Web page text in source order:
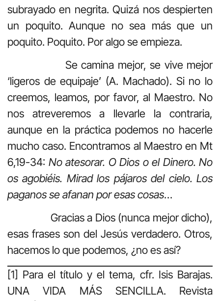
subrayado en negrita. Quizá nos despierten
un poquito. Aunque no sea más que un
poquito. Poquito. Por algo se empieza.
Se camina mejor, se vive mejor
‘ligeros de equipaje’ (A. Machado). Si no lo
creemos, leamos, por favor, al Maestro. No
nos atreveremos a llevarle la contraria,
aunque en la práctica podemos no hacerle
mucho caso. Encontramos al Maestro en Mt
6,19-34: No atesorar. O Dios o el Dinero. No
os agobiéis. Mirad los pájaros del cielo. Los
paganos se afanan por esas cosas…
Gracias a Dios (nunca mejor dicho),
esas frases son del Jesús verdadero. Otros,
hacemos lo que podemos, ¿no es así?
[1] Para el título y el tema, cfr. Isis Barajas.
UNA VIDA MÁS SENCILLA. Revista